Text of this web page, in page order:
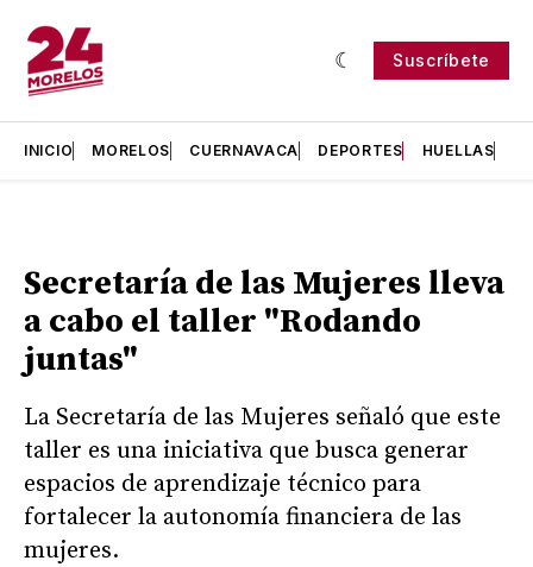
Suscríbete
INICIO MORELOS CUERNAVACA DEPORTES HUELLAS
Secretaría de las Mujeres lleva
a cabo el taller "Rodando
juntas"
La Secretaría de las Mujeres señaló que este
taller es una iniciativa que busca generar
espacios de aprendizaje técnico para
fortalecer la autonomía financiera de las
mujeres.